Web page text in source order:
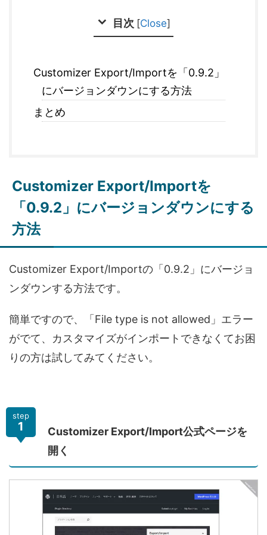
目次 [Close]
Customizer Export/Importを「0.9.2」
にバージョンダウンにする方法
まとめ
Customizer Export/Importを
「0.9.2」にバージョンダウンにする
方法
Customizer Export/Importの「0.9.2」にバージョ
ンダウンする方法です。
簡単ですので、「File type is not allowed」エラー
がでて、カスタマイズがインポートできなくてお困
りの方は試してみてください。
step
1
Customizer Export/Import公式ページを
開く